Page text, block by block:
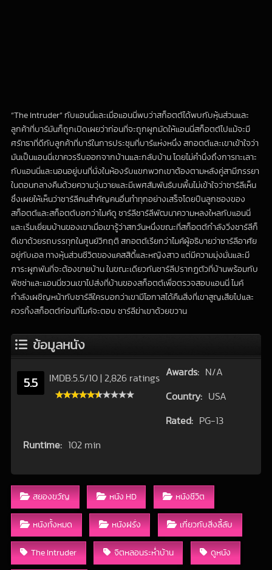
“The Intruder” กับแอนนี่และเมื่อแอนนี่พบว่าสก็อตต์ได้พบกับหุ้นส่วนและ
ลูกค้าที่บาร์มันก็ถูกเปิดเผยว่าก่อนที่จะถูกผูกมัดให้แอนนี่สก็อตต์ไปแม้จะมี
ศรัทธาที่ดีกับลูกค้าที่บาร์ในการประชุมที่บาร์แห่งหนึ่ง สกอตต์และเขาเข้าใจว่า
มันเป็นแอนนี่เขาควรรีบออกจากบ้านและกลับบ้าน โดยไม่คำนึงถึงการทะเลาะ
กับแอนนี่และนอนอยู่บนที่นั่งในห้องรับแขกพวกเขาต้องตามหลังคู่สามีภรรยา
ในตอนกลางคืนด้วยความวุ่นวายและมีเพศสัมพันธ์บนพื้นไม่เข้าใจว่าชาร์ลีเห็น
ซึ่งเผยให้เห็นว่าชาร์ลีคนสำคัญคนอื่นทำทุกอย่างเสร็จโดยปืนลูกซองของ
สก็อตต์และสก็อตต์บอกว่าไมค์ดู ชาร์ลีชาร์ลีพัฒนาความหลงใหลกับแอนนี่
และเริ่มเยี่ยมบ้านของเขาเมื่อเขารู้ว่าสกวันหนึ่งขณะที่สก็อตต์กำลังวิ่งชาร์ลีก็
ตีเขาด้วยรถบรรทุกในศูนย์วิกฤติ สกอตต์เรียกว่าไมค์ผู้อธิบายว่าชาร์ลีอาศัย
อยู่กับเอล ทางหุ้นส่วนชีวิตของแคสสิดี้และหญิงสาว แต่มีความมุ่งมั่นและมี
ภาระผูกพันที่จะต้องขายบ้าน ในขณะเดียวกันชาร์ลีปรากฏตัวที่บ้านพร้อมกับ
พิซซ่าและแอนนี่ชวนเขาไปส่งที่บ้านของสก็อตต์เพื่อตรวจสอบแอนนี่ ไมค์
กำลังเผชิญหน้ากับชาร์ลีใครบอกว่าเขามีโอกาสได้คืนสิ่งที่เขาสูญเสียไปและ
ควรทิ้งสก็อตต์ก่อนที่ไมค์จะตอบ ชาร์ลีฆ่าเขาด้วยขวาน
ข้อมูลหนัง
5.5 IMDB:5.5/10 2,826 ratings
Awards: N/A
Country: USA
Rated: PG-13
Runtime: 102 min
สยองขวัญ หนัง HD หนังชีวิต
หนังทั้งหมด หนังฝรั่ง เกี่ยวกับสิ่งลี้ลับ
The Intruder จิตหลอนระห่ำบ้าน ดูหนัง